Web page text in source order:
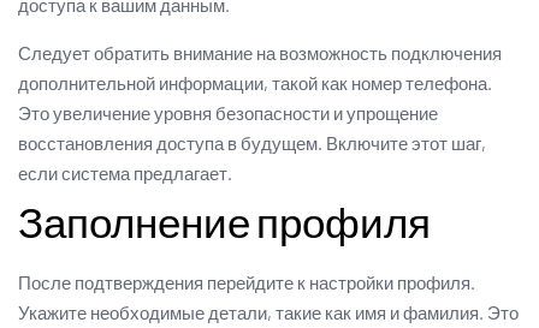
доступа к вашим данным.
Следует обратить внимание на возможность подключения
дополнительной информации, такой как номер телефона.
Это увеличение уровня безопасности и упрощение
восстановления доступа в будущем. Включите этот шаг,
если система предлагает.
Заполнение профиля
После подтверждения перейдите к настройки профиля.
Укажите необходимые детали, такие как имя и фамилия. Это